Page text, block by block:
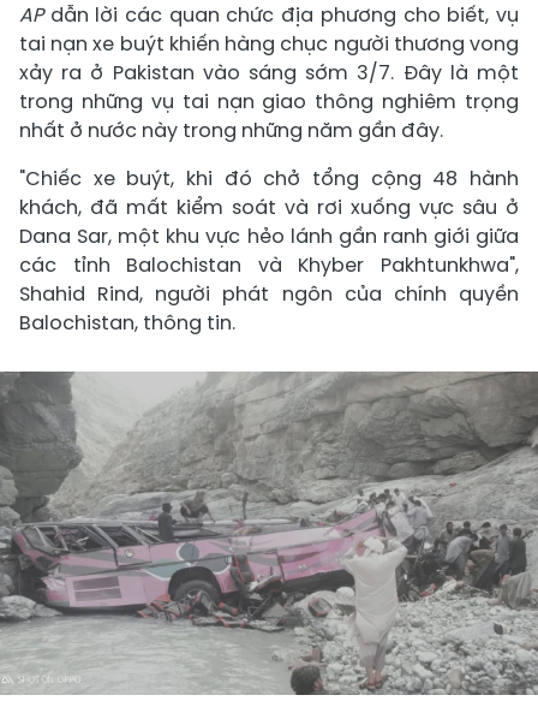
APdẫn lời các quan chức địa phương cho biết, vụ
tai nạn xe buýt khiến hàng chục người thương vong
xảy ra ở Pakistan vào sáng sớm 3/7. Đây là một
trong những vụ tai nạn giao thông nghiêm trọng
nhất ở nước này trong những năm gần đây.
"Chiếc xe buýt, khi đó chở tổng cộng 48 hành
khách, đã mất kiểm soát và rơi xuống vực sâu ở
Dana Sar, một khu vực hẻo lánh gần ranh giới giữa
các tỉnh Balochistan và Khyber Pakhtunkhwa",
Shahid Rind, người phát ngôn của chính quyền
Balochistan, thông tin.